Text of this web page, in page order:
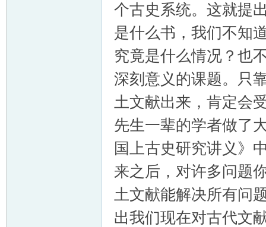
个古史系统。这就提
是什么书，我们不知
究竟是什么情况？也
深刻意义的课题。只
土文献出来，肯定会
先生一辈的学者做了
国上古史研究讲义
来之后，对许多问题
土文献能解决所有问
出我们现在对古代文